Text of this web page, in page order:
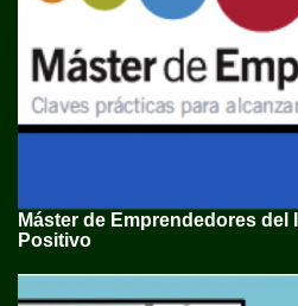
Máster de Emprendedores
Positivo